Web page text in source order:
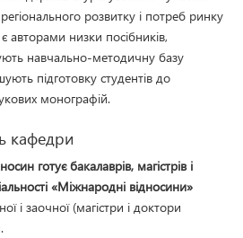
розвитку і потреб ринку
авторами низки посібників,
навчально-методичну базу
підготовку студентів до
монографій.
кафедри
готує бакалаврів, магістрів і
«Міжнародні відносини»
і заочної (магістри і доктори